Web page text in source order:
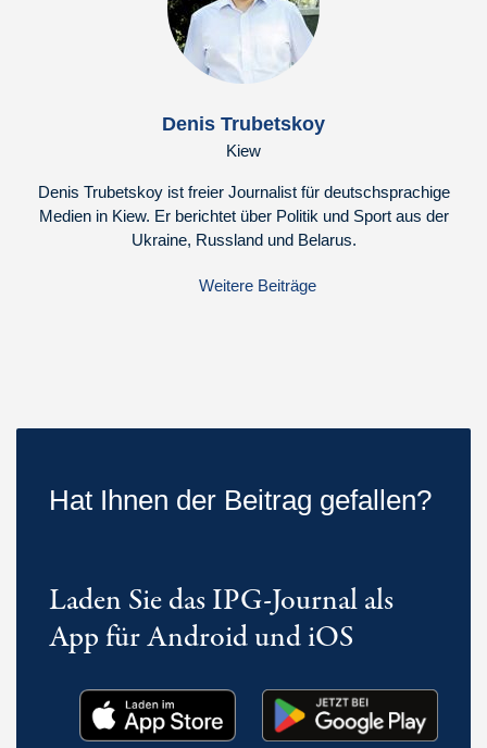
Denis Trubetskoy
Kiew
Denis Trubetskoy ist freier Journalist für deutschsprachige
Medien in Kiew. Er berichtet über Politik und Sport aus der
Ukraine, Russland und Belarus.
Weitere Beiträge
Hat Ihnen der Beitrag gefallen?
Laden Sie das IPG-Journal als
App für Android und iOS